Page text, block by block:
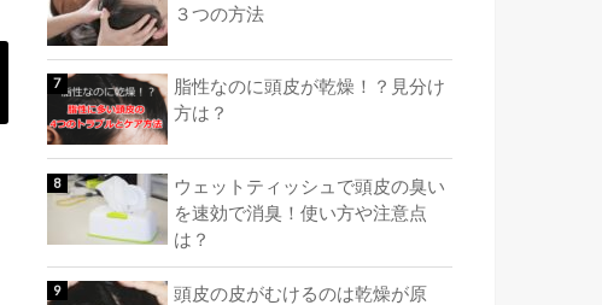
３つの方法
脂性なのに頭皮が乾燥！？見分け
方は？
ウェットティッシュで頭皮の臭い
を速効で消臭！使い方や注意点
は？
頭皮の皮がむけるのは乾燥が原